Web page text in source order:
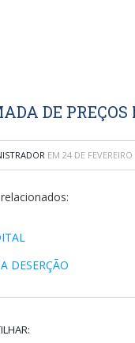
DE PREÇOS
EM 24 DE
DESERÇÃO